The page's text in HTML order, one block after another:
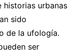
historias urbanas
sido
de la ufología.
ser